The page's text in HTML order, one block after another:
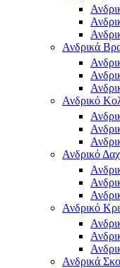
Ανδρικά
Ανδρικό
Ανδρικό
Ανδρικό
Ανδρικά